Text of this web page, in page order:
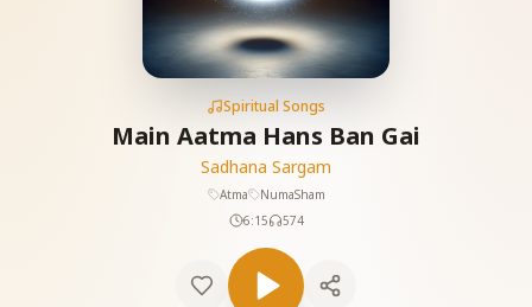
Spiritual Songs
Main Aatma Hans Ban Gai
Sadhana Sargam
Atma
NumaSham
6:15
574